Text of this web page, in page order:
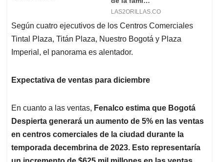
Según cuatro ejecutivos de los Centros Comerciales
Tintal Plaza, Titán Plaza, Nuestro Bogotá y Plaza
Imperial, el panorama es alentador.
Expectativa de ventas para diciembre
En cuanto a las ventas, Fenalco estima que Bogotá
Despierta generará un aumento de 5% en las ventas
en centros comerciales de la ciudad durante la
temporada decembrina de 2023. Esto representaría